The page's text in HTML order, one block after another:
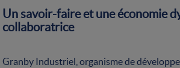
Un savoir-faire et une économie
collaboratrice
Granby Industriel, organisme de